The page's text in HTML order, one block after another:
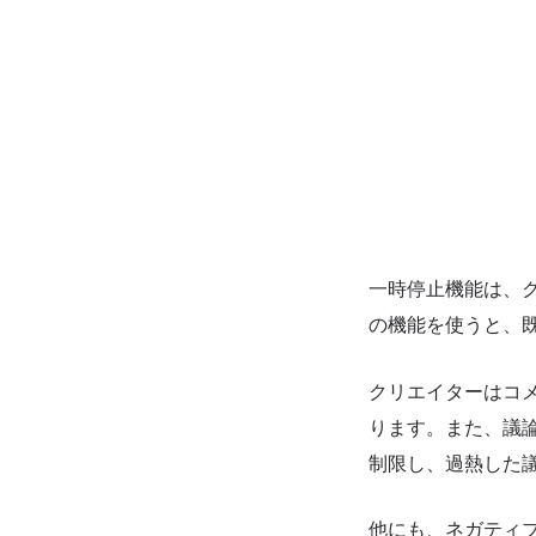
一時停止機能は、
の機能を使うと、
クリエイターはコ
ります。また、議
制限し、過熱した
他にも、ネガティ